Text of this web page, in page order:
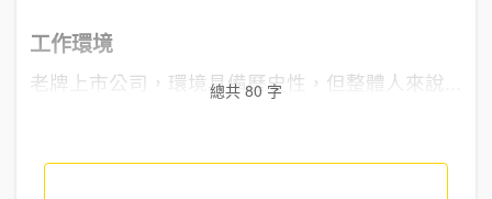
工作環境
老牌上市公司，環境具備歷史性，但整體人來說...
總共 80 字